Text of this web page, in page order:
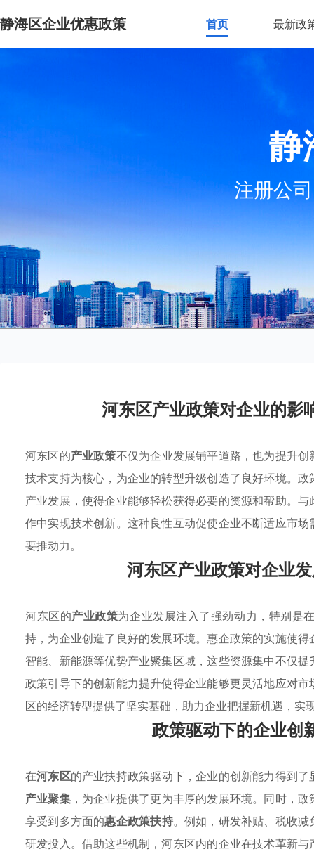
静海区企业优惠政策 首页 最新政
静
注册公
河东区产业政策对企业的影
河东区的产业政策不仅为企业发展铺平道路，也为提升
技术支持为核心，为企业的转型升级创造了良好环境。
产业发展，使得企业能够轻松获得必要的资源和帮助。
作中实现技术创新。这种良性互动促使企业不断适应市
要推动力。
河东区产业政策对企业
河东区的产业政策为企业发展注入了强劲动力，特别是
持，为企业创造了良好的发展环境。惠企政策的实施使
智能、新能源等优势产业聚集区域，这些资源集中不仅
政策引导下的创新能力提升使得企业能够更灵活地应对
区的经济转型提供了坚实基础，助力企业把握新机遇，实
政策驱动下的企业创
在河东区的产业扶持政策驱动下，企业的创新能力得到
产业聚集，为企业提供了更为丰厚的发展环境。同时，
享受到多方面的惠企政策扶持。例如，研发补贴、税收
研发投入。借助这些机制，河东区内的企业在技术革新